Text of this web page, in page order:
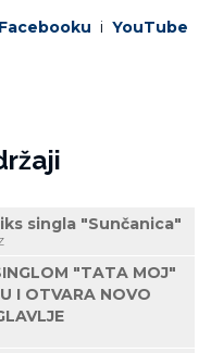
Facebooku i YouTube
singla "Sunčanica"
"TATA MOJ"
I OTVARA NOVO